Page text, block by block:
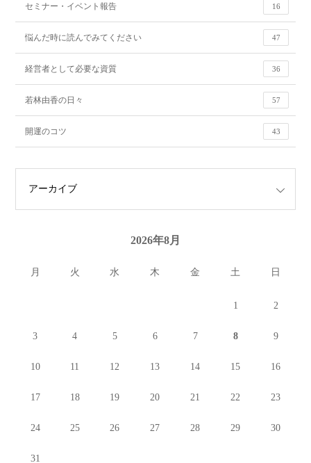
セミナー・イベント報告 16
悩んだ時に読んでみてください 47
経営者として必要な資質 36
若林由香の日々 57
開運のコツ 43
2026年8月
月 火 水 木 金 土 日
1 2
3 4 5 6 7 8 9
10 11 12 13 14 15 16
17 18 19 20 21 22 23
24 25 26 27 28 29 30
31